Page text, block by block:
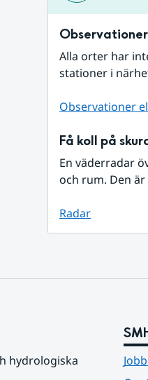
Alla orter har
stationer i
Observationer
Få koll på
En väderradar
och rum. Den
Radar
hydrologiska